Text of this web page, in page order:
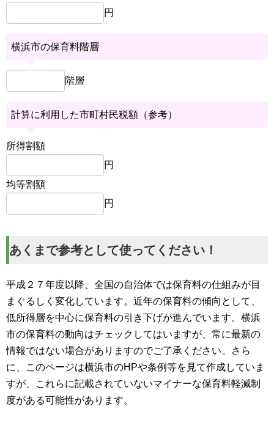
円
横浜市の保育料階層
階層
計算に利用した市町村民税額（参考）
所得割額
円
均等割額
円
あくまで参考として使ってください！
平成２７年度以降、全国の自治体では保育料の仕組みが目
まぐるしく変化しています。近年の保育料の傾向として、
低所得層を中心に保育料の引き下げが進んでいます。横浜
市の保育料の動向はチェックしてはいますが、常に最新の
情報ではない場合がありますのでご了承ください。さら
に、このページは横浜市のHPや条例等を見て作成していま
すが、これらに記載されていないマイナーな保育料軽減制
度がある可能性があります。